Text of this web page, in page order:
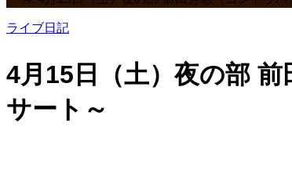
ライブ日記
4月15日（土）夜の部
サート～